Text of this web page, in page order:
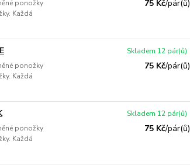
ponožky
Každá
75 Kč/pár(ů)
ponožky
Každá
75 Kč/pár(ů)
Skladem 12 pár(ů)
ponožky
Každá
75 Kč/pár(ů)
Skladem 12 pár(ů)